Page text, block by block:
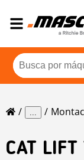
...
CAT LIFT